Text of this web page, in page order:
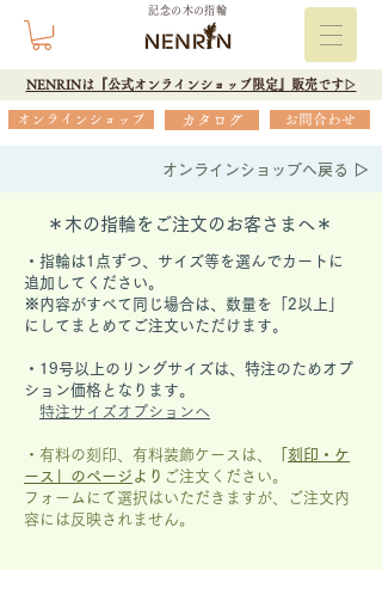
記念の木の指輪
NENRINは『公式オンラインショップ限定』販売です▷
オンラインショップ カタログ お問合わせ
オンラインショップへ戻る ▷
＊木の指輪をご注文のお客さまへ＊
・指輪は1点ずつ、サイズ等を選んでカートに
追加してください。
※内容がすべて同じ場合は、数量を「2以上」
にしてまとめてご注文いただけます。
​・19号以上のリングサイズは、特注のためオプ
ション価格となります。
特注サイズオプションへ
・有料の刻印、有料装飾ケースは、
刻印・ケ
ース」のページ より ご注文ください。
フォームにて選択はいただきますが、
ご注文内
容には反映されません。